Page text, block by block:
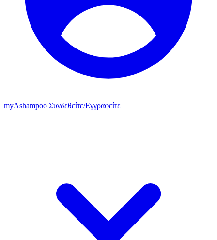
myAshampoo Συνδεθείτε/Εγγραφείτε